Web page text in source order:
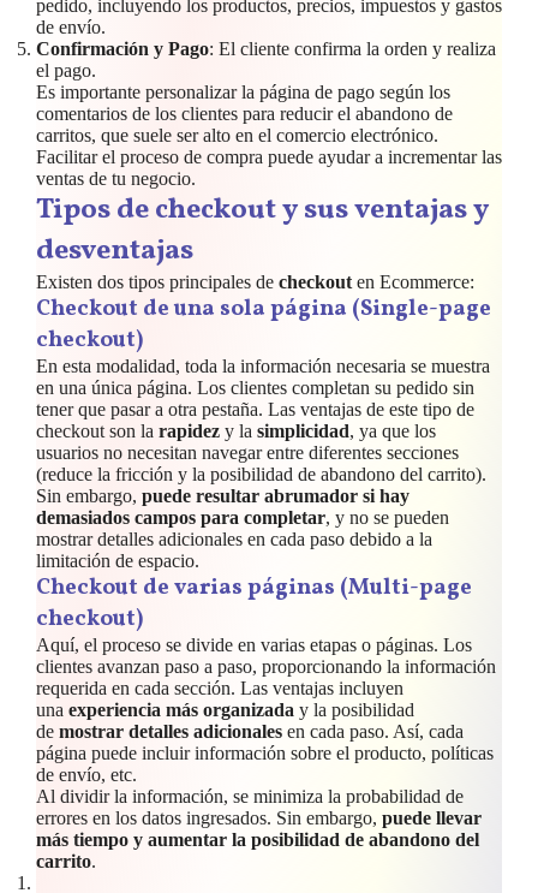
pedido, incluyendo los productos, precios, impuestos y gastos
de envío.
Confirmación y Pago: El cliente confirma la orden y realiza
el pago.
Es importante personalizar la página de pago según los
comentarios de los clientes para reducir el abandono de
carritos, que suele ser alto en el comercio electrónico.
Facilitar el proceso de compra puede ayudar a incrementar las
ventas de tu negocio.
Tipos de checkout y sus ventajas y
desventajas
Existen dos tipos principales de checkout en Ecommerce:
Checkout de una sola página (Single-page
checkout)
En esta modalidad, toda la información necesaria se muestra
en una única página. Los clientes completan su pedido sin
tener que pasar a otra pestaña. Las ventajas de este tipo de
checkout son la rapidez y la simplicidad, ya que los
usuarios no necesitan navegar entre diferentes secciones
(reduce la fricción y la posibilidad de abandono del carrito).
Sin embargo, puede resultar abrumador si hay
demasiados campos para completar, y no se pueden
mostrar detalles adicionales en cada paso debido a la
limitación de espacio.
Checkout de varias páginas (Multi-page
checkout)
Aquí, el proceso se divide en varias etapas o páginas. Los
clientes avanzan paso a paso, proporcionando la información
requerida en cada sección. Las ventajas incluyen
una experiencia más organizada y la posibilidad
de mostrar detalles adicionales en cada paso. Así, cada
página puede incluir información sobre el producto, políticas
de envío, etc.
Al dividir la información, se minimiza la probabilidad de
errores en los datos ingresados. Sin embargo, puede llevar
más tiempo y aumentar la posibilidad de abandono del
carrito.